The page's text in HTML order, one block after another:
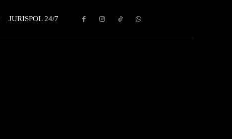
JURISPOL 24/7